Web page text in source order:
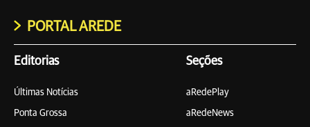
PORTAL AREDE
Editorias
Últimas Notícias
Ponta Grossa
Seções
aRedePlay
aRedeNews